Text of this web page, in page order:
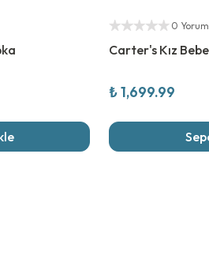
0 Yorum
Carter's Kız
₺ 1,699.99